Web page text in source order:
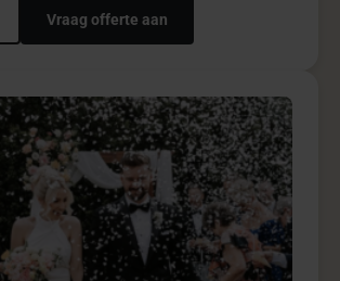
Vraag offerte aan